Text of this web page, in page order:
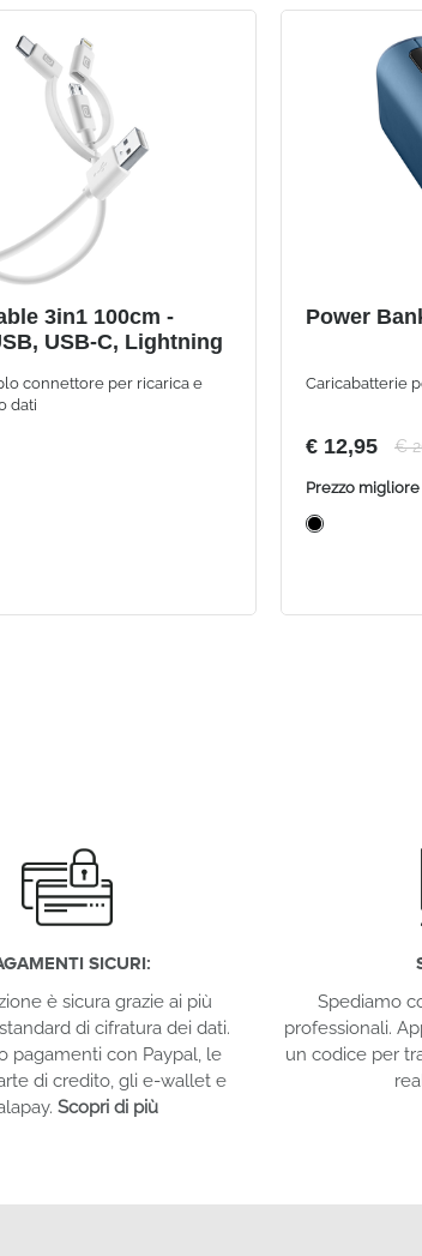
3in1 100cm -
USB-C, Lightning
connettore per ricarica e
dati
Power
Caricabatterie
€ 12,95 €
Prezzo
SICURI:
è sicura grazie ai più
di cifratura dei dati.
pagamenti con Paypal, le
di credito, gli e-wallet e
Scopri di più
Spediamo
professionali.
un codice per